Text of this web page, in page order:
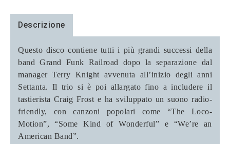
Descrizione
Questo disco contiene tutti i più grandi successi della
band Grand Funk Railroad dopo la separazione dal
manager Terry Knight avvenuta all’inizio degli anni
Settanta. Il trio si è poi allargato fino a includere il
tastierista Craig Frost e ha sviluppato un suono radio-
friendly, con canzoni popolari come “The Loco-
Motion”, “Some Kind of Wonderful” e “We’re an
American Band”.